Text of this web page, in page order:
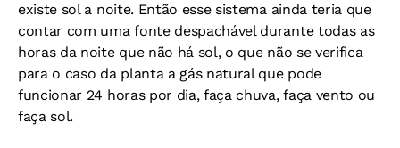
existe sol a noite. Então esse sistema ainda teria que
contar com uma fonte despachável durante todas as
horas da noite que não há sol, o que não se verifica
para o caso da planta a gás natural que pode
funcionar 24 horas por dia, faça chuva, faça vento ou
faça sol.